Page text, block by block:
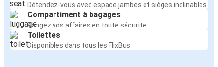
Détendez-vous avec espace jambes et sièges inclinables
Compartiment à bagages
Rangez vos affaires en toute sécurité
Toilettes
Disponibles dans tous les FlixBus